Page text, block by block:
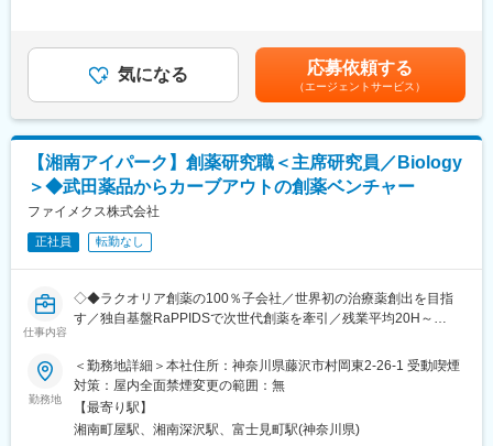
◇高品質な実験データを創出し、科学的観点からの厳密な評価を
行い、創薬プロジェクトの推進に貢献する
◇社内および外部パートナー（製薬企業、学術機関、CRO）など
的な見識を継続的に維持・発展させる
■この仕事の魅力
＼世界初の創薬に挑戦できる／
人体には約18,000種類のタンパク質が存在し、その内約1,500は
疾患と関連していますが、これまで薬の標的となったのはわずか
約300種。残り約1,200のタンパク質は「Undruggable」とされ、
治療法が確立されていない領域です。
当社は武田薬品由来の技術を活用し、これまで創薬できなかった
タンパク質を標的にした新しい治療法の開発に取り組んでいま
きる、非常に意義の高い環境です。
＼スピード感ある研究開発／
独自技術「RaPPIDS」により、化合物を効率的かつ高速に創出可
た場合の金額で、所定勤務日数によって変動致します。賃金はあ
くまでも目安の金額であり、選考を通じて上下する可能性があり
ます。月給(月額)は固定手当を含めた表記です。
気になる 応募依頼する
（エージェントサービス）
【湘南アイパーク】創薬研究職＜主席研究員／Biology
＞◆武田薬品からカーブアウトの創薬ベンチャー
ファイメクス株式会社
正社員 転勤なし
仕事内容
◇◆ラクオリア創薬の100％子会社／世界初の治療薬創出を目指
す／独自基盤RaPPIDSで次世代創薬を牽引／残業平均20H～
2018年に武田薬品工業からカーブアウトして誕生した当社は、が
ん免疫領域を中心に、世界的に注目されている「タンパク質分解
誘導」の研究開発を行っています。
これまで創薬が困難とされてきた領域に挑む当社にて、生物学チ
ームの主席研究員としてメンバーをとりまとめ指導しながら業務
勤務地
＜勤務地詳細＞本社住所：神奈川県藤沢市村岡東2-26-1 受動喫煙
対策：屋内全面禁煙変更の範囲：無
【最寄り駅】
湘南町屋駅、湘南深沢駅、富士見町駅(神奈川県)